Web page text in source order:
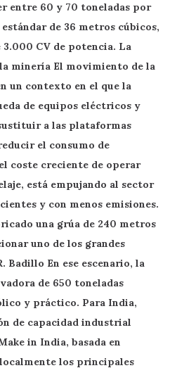
entre 60 y 70 toneladas por
de 36 metros cúbicos,
CV de potencia. La
minería El movimiento de la
un contexto en el que la
de equipos eléctricos y
a las plataformas
el consumo de
coste creciente de operar
está empujando al sector
y con menos emisiones.
una grúa de 240 metros
uno de los grandes
Badillo En ese escenario, la
de 650 toneladas
y práctico. Para India,
de capacidad industrial
in India, basada en
los principales